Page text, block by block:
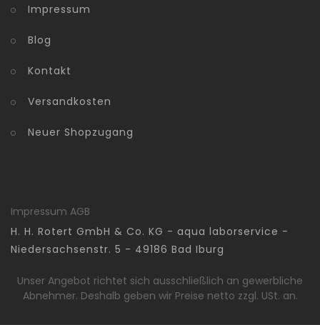
Impressum
Blog
Kontakt
Versandkosten
Neuer Shopzugang
Impressum AGB
H. H. Rotert GmbH & Co. KG - aqua laborservice -
Niedersachsenstr. 5 - 49186 Bad Iburg
Unser Angebot richtet sich ausschließlich an gewerbliche
Abnehmer. Deshalb geben wir Preise netto zzgl. USt. an.